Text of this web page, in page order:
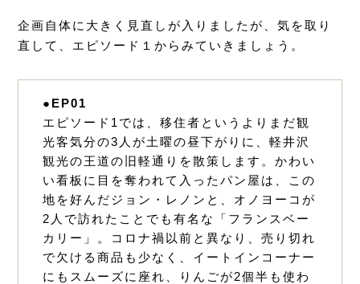
企画自体に大きく見直しが入りましたが、気を取り
直して、エピソード１からみていきましょう。
●EP01
エピソード1では、移住者というよりまだ観
光客気分の3人が土曜の昼下がりに、軽井沢
観光の王道の旧軽通りを散策します。かわい
い看板に目を奪われて入ったパン屋は、この
地を好んだジョン・レノンと、オノヨーコが
2人で訪れたことでも有名な「フランスベー
カリー」。コロナ禍以前と異なり、売り切れ
で欠ける商品も少なく、イートインコーナー
にもスムーズに座れ、りんごが2個半も使わ